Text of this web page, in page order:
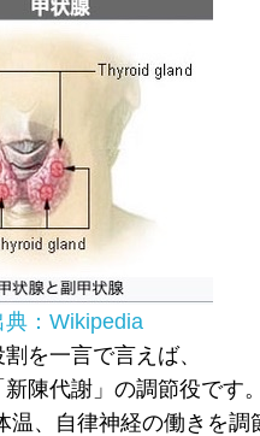
典：Wikipedia
を一言で言えば、
陳代謝」の調節役です。
温、自律神経の働きを調